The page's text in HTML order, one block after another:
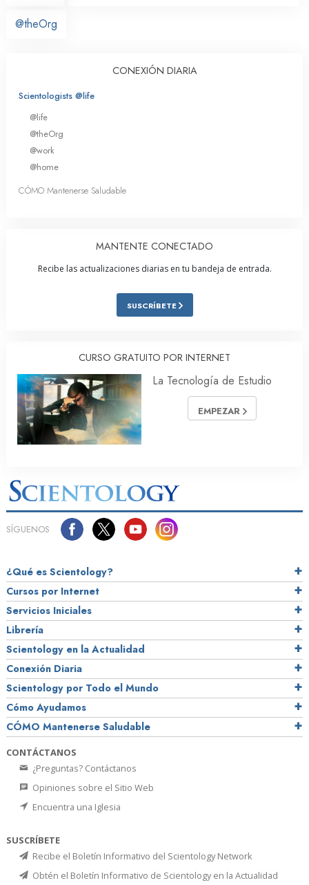
@theOrg
CONEXIÓN DIARIA
Scientologists @life
@life
@theOrg
@work
@home
CÓMO Mantenerse Saludable
MANTENTE CONECTADO
Recibe las actualizaciones diarias en tu bandeja de entrada.
SUSCRÍBETE
CURSO GRATUITO POR INTERNET
La Tecnología de Estudio
EMPEZAR
SÍGUENOS
¿Qué es Scientology?
Cursos por Internet
Servicios Iniciales
Librería
Scientology en la Actualidad
Conexión Diaria
Scientology por Todo el Mundo
Cómo Ayudamos
CÓMO Mantenerse Saludable
CONTÁCTANOS
¿Preguntas? Contáctanos
Opiniones sobre el Sitio Web
Encuentra una Iglesia
SUSCRÍBETE
Recibe el Boletín Informativo del Scientology Network
Obtén el Boletín Informativo de Scientology en la Actualidad